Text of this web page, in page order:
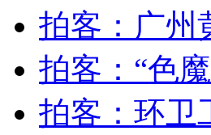
外交部：反对强权政治霸凌主
拍客：广州
拍客：“色
拍客：环卫